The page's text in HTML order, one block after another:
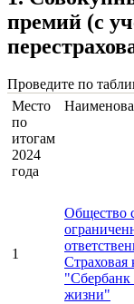
премий (с
Проведите по
Место
по
итогам
2024
года
1
Общество
Страховая
"Сбербанк
жизни"